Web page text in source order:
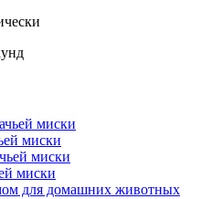
миски
миски